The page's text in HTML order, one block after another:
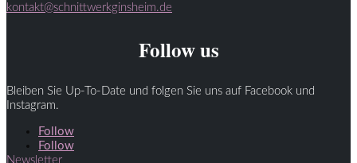
kontakt@schnittwerkginsheim.de
Follow us
Bleiben Sie Up-To-Date und folgen Sie uns auf Facebook und
Instagram.
Follow
Follow
Newsletter